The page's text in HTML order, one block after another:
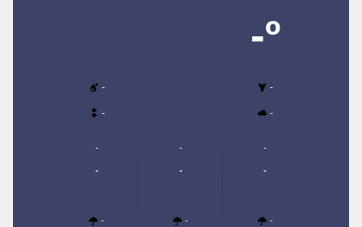
-º
- -
- -
-
-
-
-
-
-
-
-
-